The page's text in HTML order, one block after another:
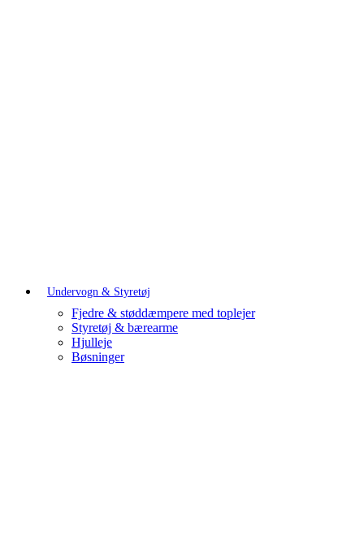
Undervogn & Styretøj
Fjedre & støddæmpere med toplejer
Styretøj & bærearme
Hjulleje
Bøsninger